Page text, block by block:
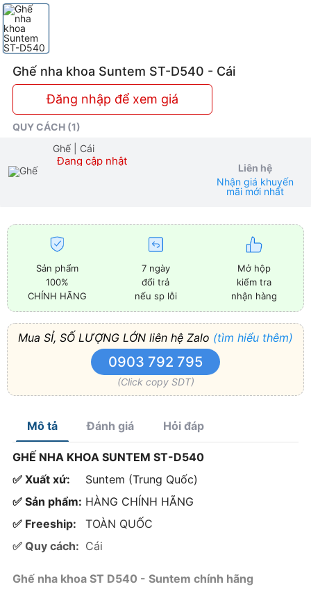
Ghế nha khoa Suntem ST-D540 - Cái
Đăng nhập để xem giá
QUY CÁCH (1)
Ghế
| Cái
Đang cập nhật
Liên hệ
Nhận giá khuyến
mãi mới nhất
Sản phẩm
100%
CHÍNH HÃNG
7 ngày
đổi trả
nếu sp lỗi
Mở hộp
kiểm tra
nhận hàng
Mua SỈ, SỐ LƯỢNG LỚN liên hệ Zalo (tìm hiểu thêm)
0903 792 795
(Click copy SDT)
Mô tả Đánh giá Hỏi đáp
GHẾ NHA KHOA SUNTEM ST-D540
✅ Xuất xứ:
Suntem (Trung Quốc)
✅ Sản phẩm: HÀNG CHÍNH HÃNG
✅ Freeship:
TOÀN QUỐC
✅ Quy cách: Cái
Ghế nha khoa ST D540 - Suntem chính hãng